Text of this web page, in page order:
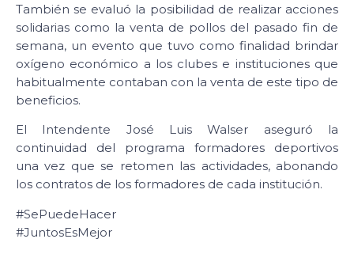
También se evaluó la posibilidad de realizar acciones
solidarias como la venta de pollos del pasado fin de
semana, un evento que tuvo como finalidad brindar
oxígeno económico a los clubes e instituciones que
habitualmente contaban con la venta de este tipo de
beneficios.
El Intendente José Luis Walser aseguró la
continuidad del programa formadores deportivos
una vez que se retomen las actividades, abonando
los contratos de los formadores de cada institución.
#SePuedeHacer
#JuntosEsMejor